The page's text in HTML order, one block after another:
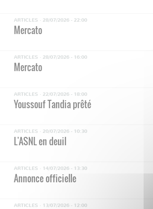
ARTICLES · 28/07/2026 - 22:00
Mercato
ARTICLES · 28/07/2026 - 16:00
Mercato
ARTICLES · 22/07/2026 - 18:00
Youssouf Tandia prêté
ARTICLES · 20/07/2026 - 10:30
L'ASNL en deuil
ARTICLES · 14/07/2026 - 13:30
Annonce officielle
ARTICLES · 13/07/2026 - 12:00